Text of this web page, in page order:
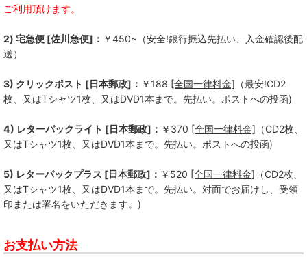
ご利用頂けます。
2) 宅急便 [佐川急便]： ￥450~（安全!銀行振込先払い、入金確認後配
送）
3) クリックポスト [日本郵政]： ￥188 [全国一律料金] （最安!CD2
枚、又はTシャツ1枚、又はDVD1本まで。先払い。ポストへの投函)
4) レターパックライト [日本郵政]： ￥370 [全国一律料金] （CD2枚、
又はTシャツ1枚、又はDVD1本まで。先払い。ポストへの投函)
5) レターパックプラス [日本郵政]： ￥520 [全国一律料金] （CD2枚、
又はTシャツ1枚、又はDVD1本まで。先払い。対面でお届けし、受領
印または署名をいただきます。)
お支払い方法